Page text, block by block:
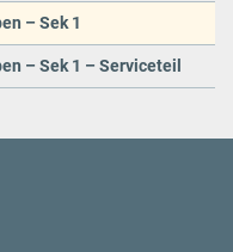
– Sek 1
– Sek 1 – Serviceteil